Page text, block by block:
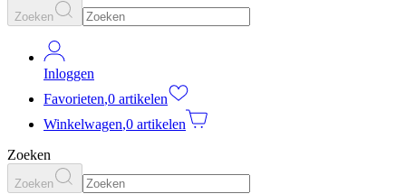
Zoeken
Inloggen
Favorieten,0 artikelen
Winkelwagen,0 artikelen
Zoeken
Zoeken